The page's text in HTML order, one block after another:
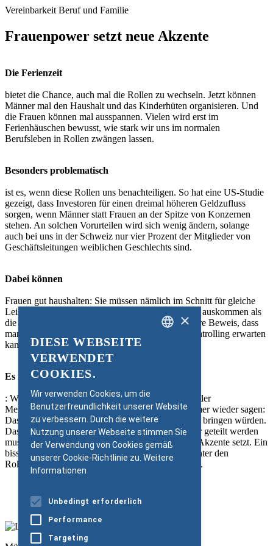
Vereinbarkeit Beruf und Familie
Frauenpower setzt neue Akzente
Die Ferienzeit
bietet die Chance, auch mal die Rollen zu wechseln. Jetzt können
Männer mal den Haushalt und das Kinderhüten organisieren. Und
die Frauen können mal ausspannen. Vielen wird erst im
Ferienhäuschen bewusst, wie stark wir uns im normalen
Berufsleben in Rollen zwängen lassen.
Besonders problematisch
ist es, wenn diese Rollen uns benachteiligen. So hat eine US-Studie
gezeigt, dass Investoren für einen dreimal höheren Geldzufluss
sorgen, wenn Männer statt Frauen an der Spitze von Konzernen
stehen. An solchen Vorurteilen wird sich wenig ändern, solange
auch bei uns in der Schweiz nur vier Prozent der Mitglieder von
Geschäftsleitungen weiblichen Geschlechts sind.
Dabei können
Frauen gut haushalten: Sie müssen nämlich im Schnitt für gleiche
Leistungen immer noch mit deutlich weniger Lohn auskommen als
die Männer – für besonders Unbelehrbare der bittere Beweis, dass
man von Berufsfrauen Topleistungen im Finanzcontrolling erwarten
kann!
Es ist wie in Seldwyla
: Wir pflegen Vorurteile und ignorieren, was gesunder
Menschenverstand und zahlreiche Studien uns immer wieder sagen:
Dass uns gemischte Führungsteams deutlich weiter bringen würden.
Dass Erziehungsarbeit schon zum Wohl der Kinder geteilt werden
muss. Und dass Frauenpower in Chefetagen neue Akzente setzt. Ein
bisschen Ferien sollte immer sein – wenn wir darunter den
Rollenwechsel mit nachhaltiger Wirkung verstehen.
PDF Download
×
DIESE WEBSEITE
VERWENDET
COOKIES.
Wir verwenden Cookies, um die
Benutzerfreundlichkeit unserer Website
zu verbessern. Durch die weitere
Nutzung unserer Webseite stimmen Sie
der Verwendung von Cookies gemäß
unserer Cookie-Richtlinie zu. Weitere
Informationen
Unbedingt erforderlich
Performance
Targeting